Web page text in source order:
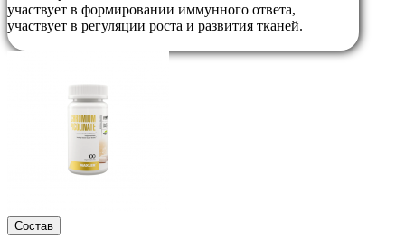
участвует в формировании иммунного ответа,
участвует в регуляции роста и развития тканей.
Состав